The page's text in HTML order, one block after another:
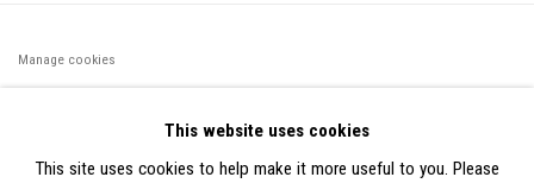
Manage cookies
PARTIR DES DONNÉES COLLECTÉES PAR ELISABETH KLIMOFF
DE 2015 À 2019
This website uses cookies
This site uses cookies to help make it more useful to you. Please